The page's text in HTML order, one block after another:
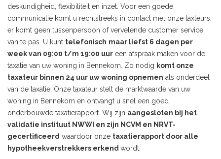
deskundigheid, flexibiliteit en inzet. Voor een goede
communicatie komt u rechtstreeks in contact met onze taxteurs,
er komt geen tussenpersoon of vervelende customer service
van te pas. U kunt telefonisch maar liefst 6 dagen per
week van 09:00 t/m 19:00 uur een afspraak maken voor de
taxatie van uw woning in Bennekom. Zo nodig komt onze
taxateur binnen 24 uur uw woning opnemen als onderdeel
van de taxatie. Onze taxateur stelt de marktwaarde van uw
woning in Bennekom en ontvangt u snel een goed
onderbouwde taxatierapport. Wij zijn aangesloten bij het
validatie instituut NWWI en zijn NCVM en NRVT-
gecertificeerd waardoor onze taxatierapport door alle
hypotheekverstrekkers erkend wordt.